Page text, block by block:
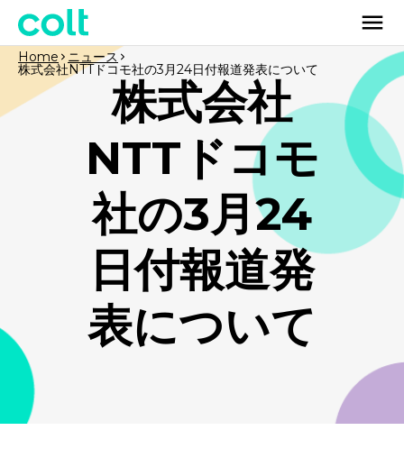
株式会社
NTTドコモ
社の3月24
日付報道発
表について
Home ニュース
株式会社NTTドコモ社の3月24日付報道発表について